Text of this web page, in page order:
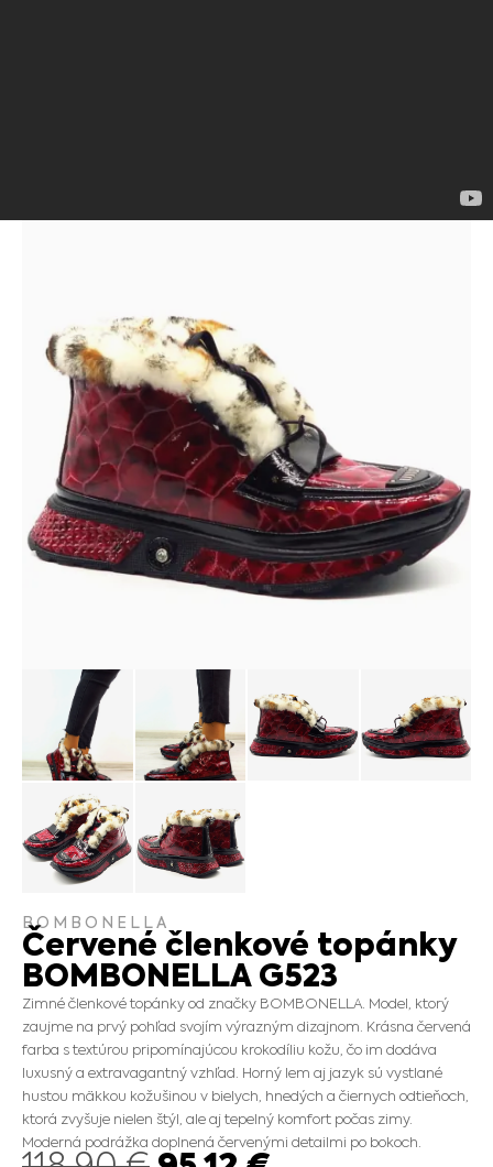
BOMBONELLA
Červené členkové topánky
BOMBONELLA G523
Zimné členkové topánky od značky BOMBONELLA. Model, ktorý
zaujme na prvý pohľad svojím výrazným dizajnom. Krásna červená
farba s textúrou pripomínajúcou krokodíliu kožu, čo im dodáva
luxusný a extravagantný vzhľad. Horný lem aj jazyk sú vystlané
hustou mäkkou kožušinou v bielych, hnedých a čiernych odtieňoch,
ktorá zvyšuje nielen štýl, ale aj tepelný komfort počas zimy.
Moderná podrážka doplnená červenými detailmi po bokoch.